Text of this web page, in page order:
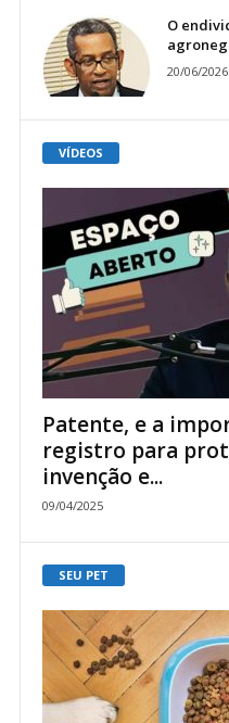
O
20/06/2026
VÍDEOS
Patente, e a
registro para
invenção e...
09/04/2025
SEU PET